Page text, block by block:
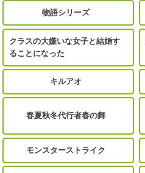
物語シリーズ
クラスの大嫌いな女子と結婚す
ることになった
キルアオ
春夏秋冬代行者春の舞
モンスターストライク